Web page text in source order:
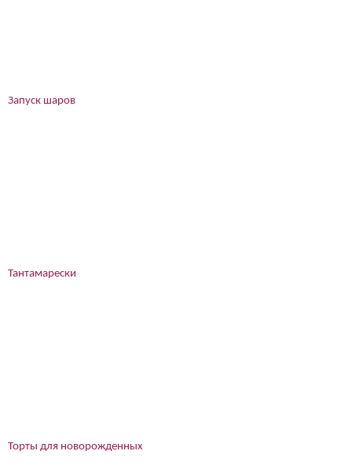
Запуск шаров
Тантамарески
Торты для новорожденных